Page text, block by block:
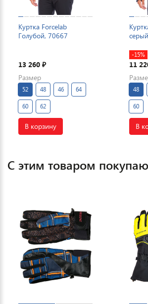
Куртка Forcelab
Голубой, 70667
13 260 ₽
Размер
52 48 46 64
60 62
В корзину
-15%
11
48
60
В
С этим товаром